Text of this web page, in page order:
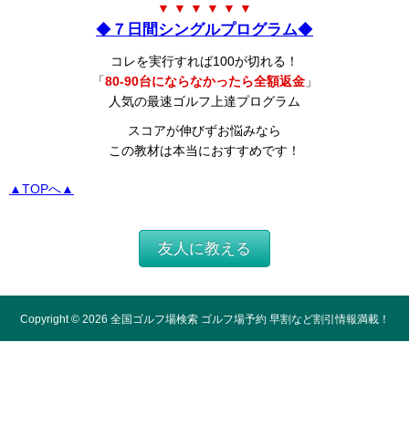
▼ ▼ ▼ ▼ ▼ ▼
◆ ７日間シングルプログラム◆
コレを実行すれば100が切れる！
「80-90台にならなかったら全額返金」
人気の最速ゴルフ上達プログラム
スコアが伸びずお悩みなら
この教材は本当におすすめです！
▲TOPへ▲
友人に教える
Copyright © 2026 全国ゴルフ場検索 ゴルフ場予約 早割など割引情報満載！